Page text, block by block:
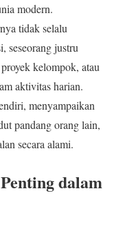
modern.
tidak selalu
seseorang justru
kelompok, atau
aktivitas harian.
menyampaikan
pandang orang lain,
secara alami.
dalam